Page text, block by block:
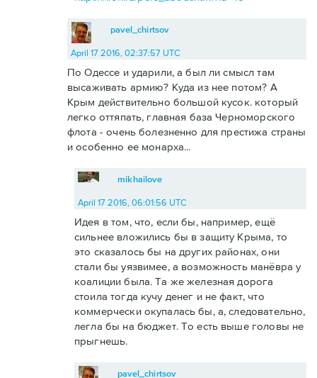
pavel_chirtsov
April 17 2016, 02:37:57 UTC
По Одессе и ударили, а был ли смысл там
высаживать армию? Куда из нее потом? А
Крым действительно большой кусок. который
легко оттяпать, главная база Черноморского
флота - очень болезненно для престижа страны
и особенно ее монарха...
mikhailove
April 17 2016, 06:01:56 UTC
Идея в том, что, если бы, например, ещё
сильнее вложились бы в защиту Крыма, то
это сказалось бы на других районах, они
стали бы уязвимее, а возможность манёвра у
коалиции была. Та же железная дорога
стоила тогда кучу денег и не факт, что
коммерчески окупалась бы, а, следовательно,
легла бы на бюджет. То есть выше головы не
прыгнешь.
pavel_chirtsov